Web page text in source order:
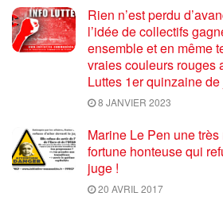
Rien n’est perdu
l’idée de collectifs
ensemble et en même
vraies couleurs rouges
Luttes 1er quinzaine
8 JANVIER 2023
Marine Le Pen une
fortune honteuse qui
juge !
20 AVRIL 2017